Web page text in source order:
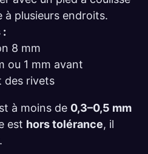
à plusieurs endroits.
:
8 mm
ou 1 mm avant
des rivets
à moins de 0,3–0,5 mm
est hors tolérance, il